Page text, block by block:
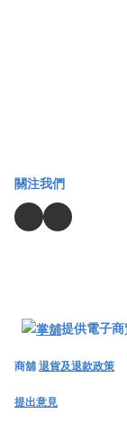
關注我們
提供電子
商舖退貨及退款政策
提出意見